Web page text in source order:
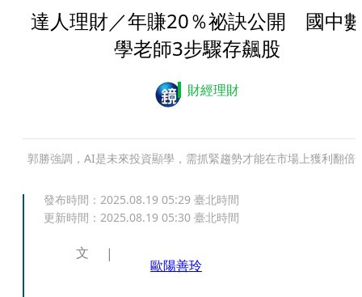
達人理財／年賺20％祕訣公開 國中
學老師3步驟存飆股
財經理財
郭勝強調，AI是未來投資顯學，需抓緊趨勢才能在市場上獲利翻倍
發布時間： 2025.08.19 05:29 臺北時間
更新時間： 2025.08.19 05:30 臺北時間
文
歐陽善玲